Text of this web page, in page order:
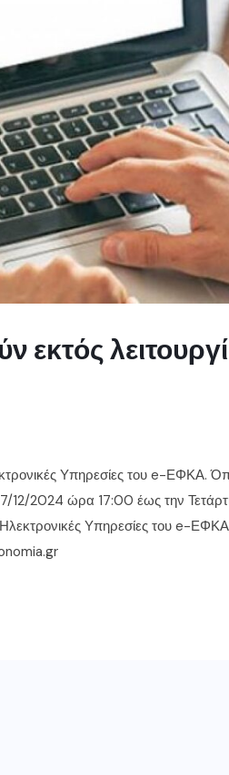
εκτός
Υπηρεσίες του e-ΕΦΚΑ.
12/2024 ώρα 17:00 έως την
Υπηρεσίες του e-ΕΦΚΑ